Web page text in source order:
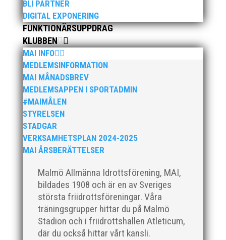
BLI PARTNER
DIGITAL EXPONERING
FUNKTIONÄRSUPPDRAG
KLUBBEN
MAI INFO
MEDLEMSINFORMATION
MAI MÅNADSBREV
MEDLEMSAPPEN I SPORTADMIN
#MAIMÅLEN
STYRELSEN
STADGAR
VERKSAMHETSPLAN 2024-2025
MAI ÅRSBERÄTTELSER
Malmö Allmänna Idrottsförening, MAI,
bildades 1908 och är en av Sveriges
största friidrottsföreningar. Våra
träningsgrupper hittar du på Malmö
Stadion och i friidrottshallen Atleticum,
där du också hittar vårt kansli.